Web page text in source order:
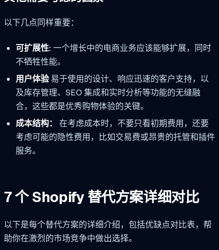
以下几点同样重要：
可扩展性: 一个增长中的电商业务应该能够扩展，同时
不牺牲性能。
用户体验易于使用的设计、响应迅速的客户支持，以
及库存管理、SEO 集成和实时分析等功能的无缝融
合，这些都是优秀购物体验的关键。
成本结构：
在考虑成本时，不要只看初期费用，还要
考虑可能的隐性费用，比如交易费或昂贵的托管和插件
服务。
7 个 Shopify 替代方案详细对比
以下是每个替代方案的详细介绍，包括优缺点对比表，帮
助你在激烈的市场竞争中做出选择。